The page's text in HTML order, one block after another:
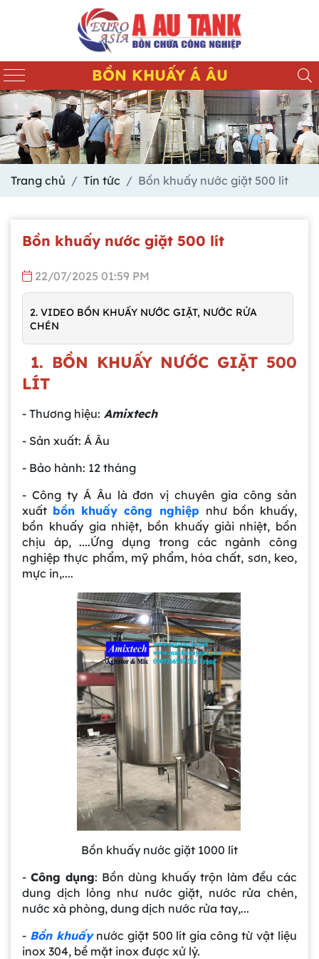
BỒN KHUẤY Á ÂU
Trang chủ Tin tức Bồn khuấy nước giặt 500 lít
Bồn khuấy nước giặt 500 lít
22/07/2025 01:59 PM
2. VIDEO BỒN KHUẤY NƯỚC GIẶT, NƯỚC RỬA
CHÉN
1. BỒN KHUẤY NƯỚC GIẶT 500
LÍT
- Thương hiệu: Amixtech
- Sản xuất: Á Âu
- Bảo hành: 12 tháng
- Công ty Á Âu là đơn vị chuyên gia công sản
xuất bồn khuấy công nghiệp như bồn khuấy,
bồn khuấy gia nhiệt, bồn khuấy giải nhiệt, bồn
chịu áp, ....Ứng dụng trong các ngành công
nghiệp thực phẩm, mỹ phẩm, hóa chất, sơn, keo,
mực in,....
Bồn khuấy nước giặt 1000 lít
-Công dụng: Bồn dùng khuấy trộn làm đều các
dung dịch lỏng như nước giặt, nước rửa chén,
nước xà phòng, dung dịch nước rửa tay,...
- Bồn khuấynước giặt 500 lít gia công từ vật liệu
inox 304, bề mặt inox được xử lý.